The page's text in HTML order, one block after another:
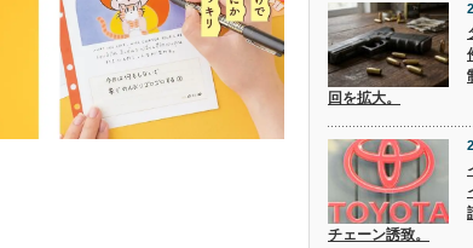
回を拡大。
チェーン誘致。